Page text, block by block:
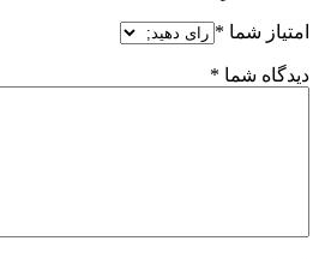
امتیاز شما *
دیدگاه شما *